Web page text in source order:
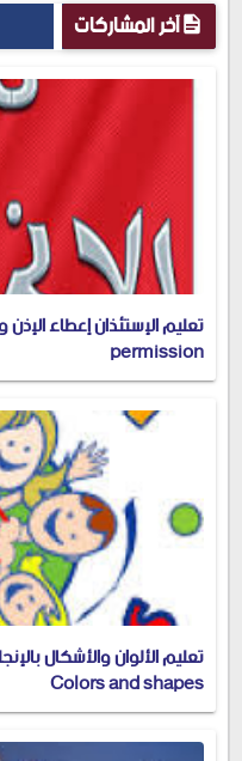
آخر المشاركات
permission
تعليم الألوان والأشكال
Colors and shapes